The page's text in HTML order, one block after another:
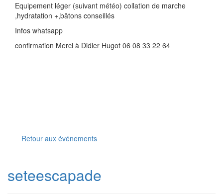
Equipement léger (suivant météo) collation de marche
,hydratation +,bâtons conseillés
Infos whatsapp
confirmation Merci à Didier Hugot 06 08 33 22 64
Retour aux événements
seteescapade